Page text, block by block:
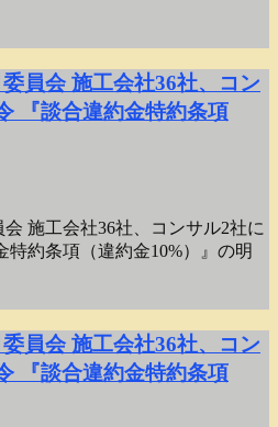
員会 施工会社36社、コン
『談合違約金特約条項
会 施工会社36社、コンサル2社に
約条項（違約金10%）』の明
員会 施工会社36社、コン
『談合違約金特約条項